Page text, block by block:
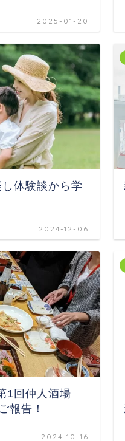
2025-01-20
体験談から学
2024-12-06
1回仲人酒場
報告！
2024-10-16